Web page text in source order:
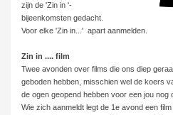
zijn de 'Zin in '-
bijeenkomsten gedacht.
Voor elke 'Zin in...' apart aanmelden.
Zin in .... film
Twee avonden over films die ons diep
geboden hebben, misschien wel de koers
de ogen geopend hebben voor een jou nog
Wie zich aanmeldt legt de 1e avond een